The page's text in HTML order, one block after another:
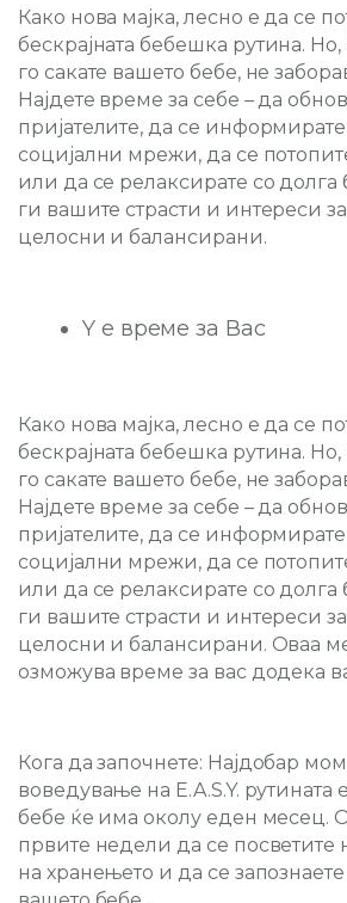
Како нова мајка, лесно е да се
бескрајната бебешка рутина.
го сакате вашето бебе, не
Најдете време за себе – да
пријателите, да се
социјални мрежи, да се
или да се релаксирате со долга
ги вашите страсти и интереси
целосни и балансирани.
Y е време за Вас
Како нова мајка, лесно е да се
бескрајната бебешка рутина.
го сакате вашето бебе, не
Најдете време за себе – да
пријателите, да се
социјални мрежи, да се
или да се релаксирате со долга
ги вашите страсти и интереси
целосни и балансирани. Оваа
озможува време за вас додека
Кога да започнете: Најдобар
воведување на E.A.S.Y. рутината
бебе ќе има околу еден месец.
првите недели да се посветите
на хранењето и да се